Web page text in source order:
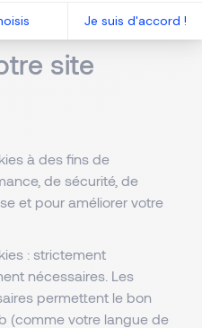
Je suis d'accord !
site
à des fins de
de sécurité, de
et pour améliorer votre
: strictement
nécessaires. Les
permettent le bon
(comme votre langue de